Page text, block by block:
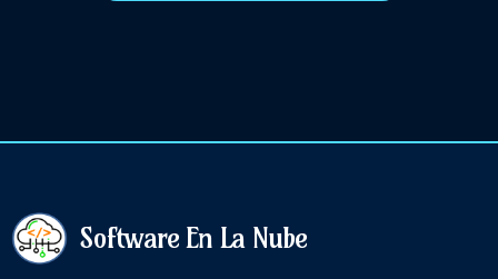
Software En La Nube